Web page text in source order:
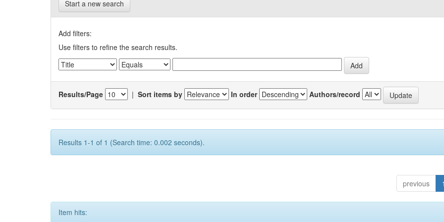
Start a new search
Add filters:
Use filters to refine the search results.
Results/Page | Sort items by In order Authors/record
Results 1-1 of 1 (Search time: 0.002 seconds).
previous 1
Item hits: